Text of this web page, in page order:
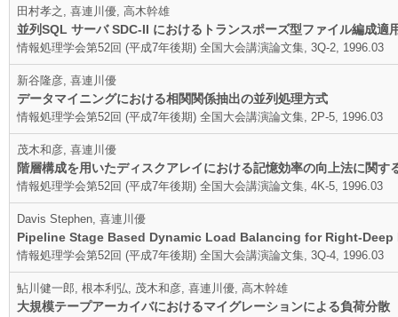
田村孝之, 喜連川優, 高木幹雄
並列SQL サーバ SDC-II におけるトランスポーズ型ファイル編成適
情報処理学会第52回 (平成7年後期) 全国大会講演論文集, 3Q-2, 1996.03
新谷隆彦, 喜連川優
データマイニングにおける相関関係抽出の並列処理方式
情報処理学会第52回 (平成7年後期) 全国大会講演論文集, 2P-5, 1996.03
茂木和彦, 喜連川優
階層構成を用いたディスクアレイにおける記憶効率の向上法に関す
情報処理学会第52回 (平成7年後期) 全国大会講演論文集, 4K-5, 1996.03
Davis Stephen, 喜連川優
Pipeline Stage Based Dynamic Load Balancing for Right-
情報処理学会第52回 (平成7年後期) 全国大会講演論文集, 3Q-4, 1996.03
鮎川健一郎, 根本利弘, 茂木和彦, 喜連川優, 高木幹雄
大規模テープアーカイバにおけるマイグレーションによる負荷分散